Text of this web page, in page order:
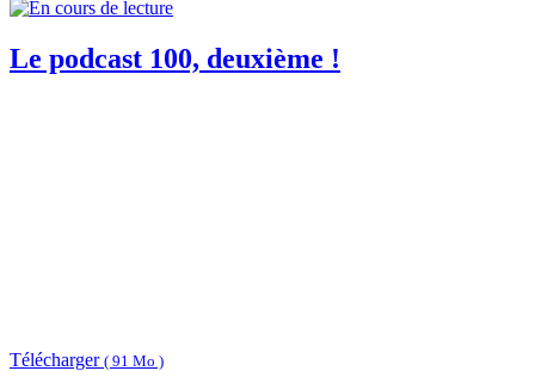
Le podcast 100, deuxième !
Télécharger ( 91 Mo )